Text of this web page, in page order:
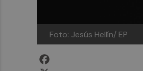
Foto: Jesús Hellín/ EP